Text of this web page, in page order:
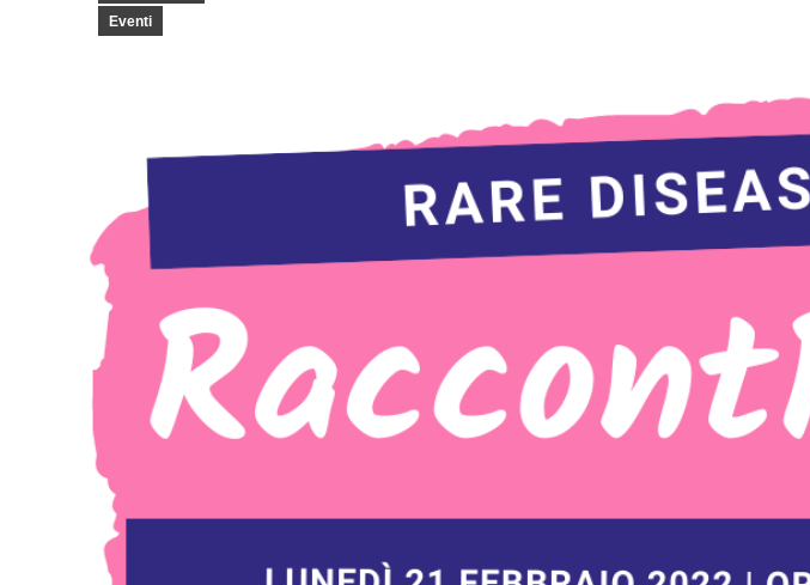
Eventi